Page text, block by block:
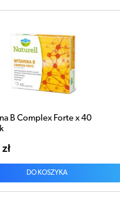
Witamina B12 0,01mg x 60
ssania
30,01 zł
DO KOSZYKA